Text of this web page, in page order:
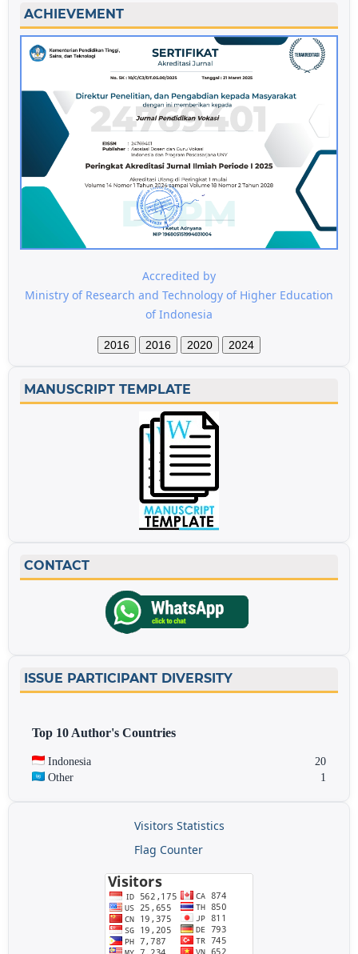
ACHIEVEMENT
Accredited by
Ministry of Research and Technology of Higher Education
of Indonesia
2016 2016 2020 2024
MANUSCRIPT TEMPLATE
CONTACT
ISSUE PARTICIPANT DIVERSITY
Top 10 Author's Countries
Indonesia
20
Other
1
Visitors Statistics
Flag Counter